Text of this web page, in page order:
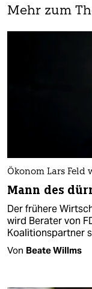
Mehr zum
Ökonom Lars Feld
Mann des
Der frühere
wird Berater von
Koalitionspartner
Von Beate Willms